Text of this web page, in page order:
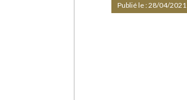
Publié le :28/04/2021